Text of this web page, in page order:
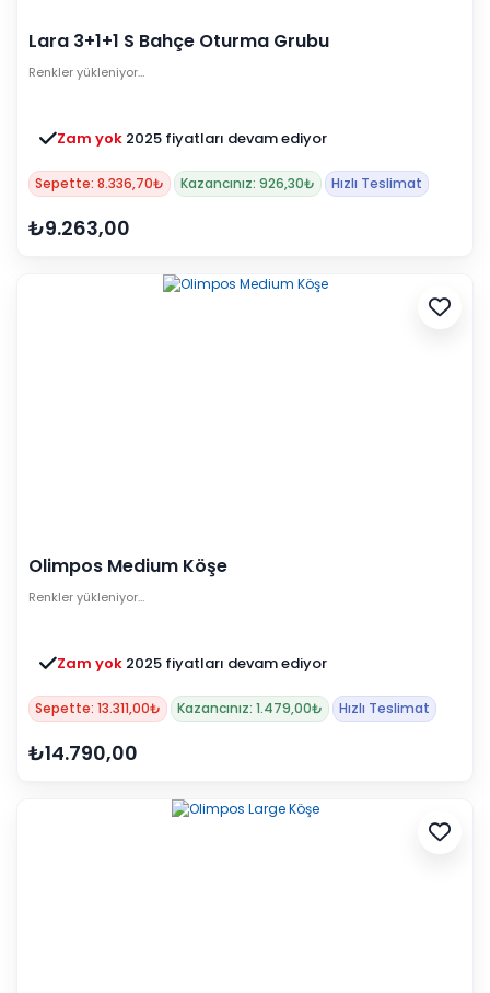
Lara 3+1+1 S Bahçe Oturma Grubu
Renkler yükleniyor…
Zam yok 2025 fiyatları devam ediyor
Sepette: 8.336,70₺ Kazancınız: 926,30₺ Hızlı Teslimat
₺9.263,00
Olimpos Medium Köşe
Renkler yükleniyor…
Zam yok 2025 fiyatları devam ediyor
Sepette: 13.311,00₺ Kazancınız: 1.479,00₺ Hızlı Teslimat
₺14.790,00